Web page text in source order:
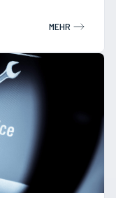
MEHR